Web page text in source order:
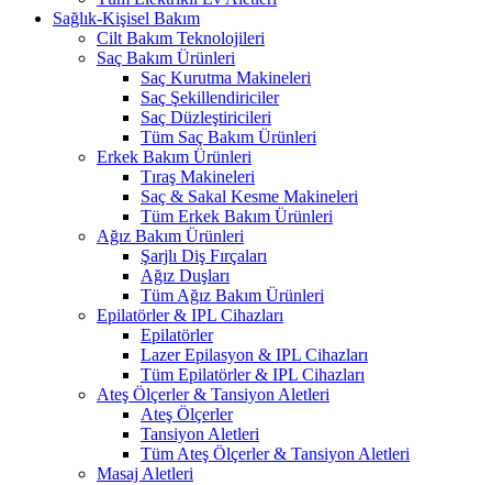
Sağlık-Kişisel Bakım
Cilt Bakım Teknolojileri
Saç Bakım Ürünleri
Saç Kurutma Makineleri
Saç Şekillendiriciler
Saç Düzleştiricileri
Tüm Saç Bakım Ürünleri
Erkek Bakım Ürünleri
Tıraş Makineleri
Saç & Sakal Kesme Makineleri
Tüm Erkek Bakım Ürünleri
Ağız Bakım Ürünleri
Şarjlı Diş Fırçaları
Ağız Duşları
Tüm Ağız Bakım Ürünleri
Epilatörler & IPL Cihazları
Epilatörler
Lazer Epilasyon & IPL Cihazları
Tüm Epilatörler & IPL Cihazları
Ateş Ölçerler & Tansiyon Aletleri
Ateş Ölçerler
Tansiyon Aletleri
Tüm Ateş Ölçerler & Tansiyon Aletleri
Masaj Aletleri